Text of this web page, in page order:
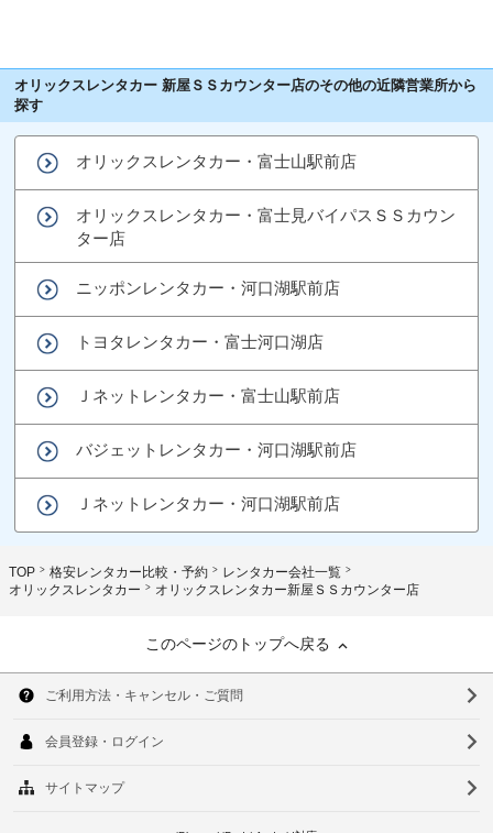
オリックスレンタカー 新屋ＳＳカウンター店のその他の近隣営業所から
探す
オリックスレンタカー・富士山駅前店
オリックスレンタカー・富士見バイパスＳＳカウン
ター店
ニッポンレンタカー・河口湖駅前店
トヨタレンタカー・富士河口湖店
Ｊネットレンタカー・富士山駅前店
バジェットレンタカー・河口湖駅前店
Ｊネットレンタカー・河口湖駅前店
TOP 格安レンタカー比較・予約
レンタカー会社一覧
オリックスレンタカー
オリックスレンタカー新屋ＳＳカウンター店
このページのトップへ戻る